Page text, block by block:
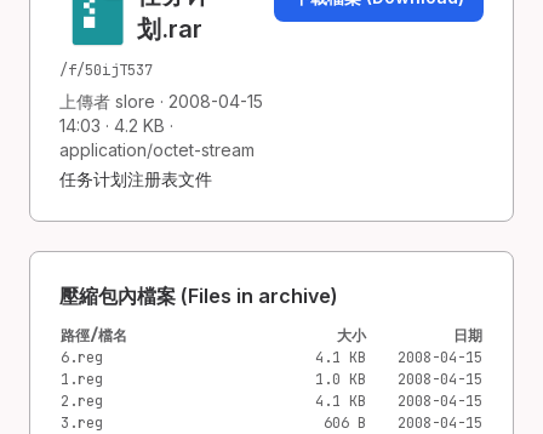
划.rar
/f/50ijT537
上傳者 slore · 2008-04-15
14:03 · 4.2 KB ·
application/octet-stream
任务计划注册表文件
壓縮包內檔案 (Files in archive)
路徑/檔名 大小
日期
6.reg
4.1 KB
2008-04-15
1.reg
1.0 KB
2008-04-15
2.reg
4.1 KB
2008-04-15
3.reg
606 B
2008-04-15